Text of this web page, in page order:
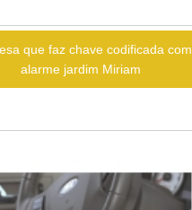
que faz chave codificada com
alarme jardim Miriam